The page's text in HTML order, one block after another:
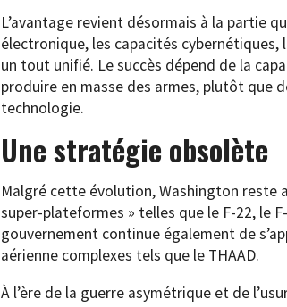
L’avantage revient désormais à la partie
électronique, les capacités
un tout unifié. Le succès dépend de la
produire en masse des armes, plutôt que
technologie.
Une stratégie obsolète
Malgré cette évolution, Washington reste
super-plateformes » telles que le F-22, le
gouvernement continue également de
aérienne complexes tels que le THAAD.
À l’ère de la guerre asymétrique et de